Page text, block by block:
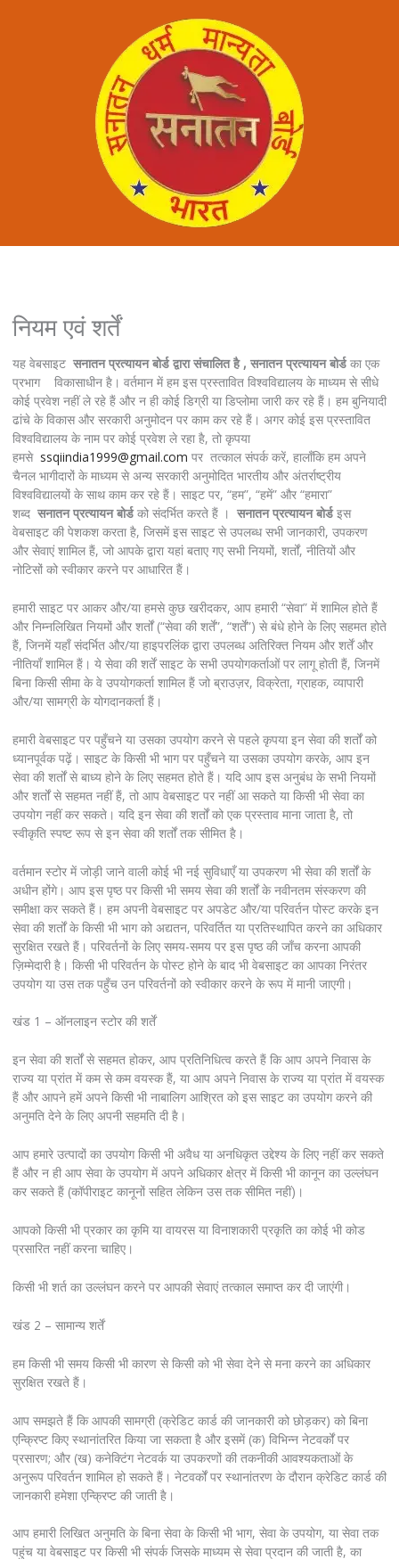
नियम एवं शर्तें
यह वेबसाइट सनातन प्रत्यायन बोर्ड द्वारा संचालित है , सनातन प्रत्यायन बोर्डका एक
प्रभाग विकासाधीन है। वर्तमान में हम इस प्रस्तावित विश्वविद्यालय के माध्यम से सीधे
कोई प्रवेश नहीं ले रहे हैं और न ही कोई डिग्री या डिप्लोमा जारी कर रहे हैं। हम बुनियादी
ढांचे के विकास और सरकारी अनुमोदन पर काम कर रहे हैं। अगर कोई इस प्रस्तावित
विश्वविद्यालय के नाम पर कोई प्रवेश ले रहा है, तो कृपया
हमसे ssqiindia1999@gmail.com पर तत्काल संपर्क करें, हालाँकि हम अपने
चैनल भागीदारों के माध्यम से अन्य सरकारी अनुमोदित भारतीय और अंतर्राष्ट्रीय
विश्वविद्यालयों के साथ काम कर रहे हैं। साइट पर, “हम”, “हमें” और “हमारा”
शब्द सनातन प्रत्यायन बोर्डको संदर्भित करते हैं । सनातन प्रत्यायन बोर्डइस
वेबसाइट की पेशकश करता है, जिसमें इस साइट से उपलब्ध सभी जानकारी, उपकरण
और सेवाएं शामिल हैं, जो आपके द्वारा यहां बताए गए सभी नियमों, शर्तों, नीतियों और
नोटिसों को स्वीकार करने पर आधारित हैं।
हमारी साइट पर आकर और/या हमसे कुछ खरीदकर, आप हमारी “सेवा” में शामिल होते हैं
और निम्नलिखित नियमों और शर्तों (“सेवा की शर्तें”, “शर्तें”) से बंधे होने के लिए सहमत होते
हैं, जिनमें यहाँ संदर्भित और/या हाइपरलिंक द्वारा उपलब्ध अतिरिक्त नियम और शर्तें और
नीतियाँ शामिल हैं। ये सेवा की शर्तें साइट के सभी उपयोगकर्ताओं पर लागू होती हैं, जिनमें
बिना किसी सीमा के वे उपयोगकर्ता शामिल हैं जो ब्राउज़र, विक्रेता, ग्राहक, व्यापारी
और/या सामग्री के योगदानकर्ता हैं।
हमारी वेबसाइट पर पहुँचने या उसका उपयोग करने से पहले कृपया इन सेवा की शर्तों को
ध्यानपूर्वक पढ़ें। साइट के किसी भी भाग पर पहुँचने या उसका उपयोग करके, आप इन
सेवा की शर्तों से बाध्य होने के लिए सहमत होते हैं। यदि आप इस अनुबंध के सभी नियमों
और शर्तों से सहमत नहीं हैं, तो आप वेबसाइट पर नहीं आ सकते या किसी भी सेवा का
उपयोग नहीं कर सकते। यदि इन सेवा की शर्तों को एक प्रस्ताव माना जाता है, तो
स्वीकृति स्पष्ट रूप से इन सेवा की शर्तों तक सीमित है।
वर्तमान स्टोर में जोड़ी जाने वाली कोई भी नई सुविधाएँ या उपकरण भी सेवा की शर्तों के
अधीन होंगे। आप इस पृष्ठ पर किसी भी समय सेवा की शर्तों के नवीनतम संस्करण की
समीक्षा कर सकते हैं। हम अपनी वेबसाइट पर अपडेट और/या परिवर्तन पोस्ट करके इन
सेवा की शर्तों के किसी भी भाग को अद्यतन, परिवर्तित या प्रतिस्थापित करने का अधिकार
सुरक्षित रखते हैं। परिवर्तनों के लिए समय-समय पर इस पृष्ठ की जाँच करना आपकी
ज़िम्मेदारी है। किसी भी परिवर्तन के पोस्ट होने के बाद भी वेबसाइट का आपका निरंतर
उपयोग या उस तक पहुँच उन परिवर्तनों को स्वीकार करने के रूप में मानी जाएगी।
खंड 1 – ऑनलाइन स्टोर की शर्तें
इन सेवा की शर्तों से सहमत होकर, आप प्रतिनिधित्व करते हैं कि आप अपने निवास के
राज्य या प्रांत में कम से कम वयस्क हैं, या आप अपने निवास के राज्य या प्रांत में वयस्क
हैं और आपने हमें अपने किसी भी नाबालिग आश्रित को इस साइट का उपयोग करने की
अनुमति देने के लिए अपनी सहमति दी है।
आप हमारे उत्पादों का उपयोग किसी भी अवैध या अनधिकृत उद्देश्य के लिए नहीं कर सकते
हैं और न ही आप सेवा के उपयोग में अपने अधिकार क्षेत्र में किसी भी कानून का उल्लंघन
कर सकते हैं (कॉपीराइट कानूनों सहित लेकिन उस तक सीमित नहीं)।
आपको किसी भी प्रकार का कृमि या वायरस या विनाशकारी प्रकृति का कोई भी कोड
प्रसारित नहीं करना चाहिए।
किसी भी शर्त का उल्लंघन करने पर आपकी सेवाएं तत्काल समाप्त कर दी जाएंगी।
खंड 2 – सामान्य शर्तें
हम किसी भी समय किसी भी कारण से किसी को भी सेवा देने से मना करने का अधिकार
सुरक्षित रखते हैं।
आप समझते हैं कि आपकी सामग्री (क्रेडिट कार्ड की जानकारी को छोड़कर) को बिना
एन्क्रिप्ट किए स्थानांतरित किया जा सकता है और इसमें (क) विभिन्न नेटवर्कों पर
प्रसारण; और (ख) कनेक्टिंग नेटवर्क या उपकरणों की तकनीकी आवश्यकताओं के
अनुरूप परिवर्तन शामिल हो सकते हैं। नेटवर्कों पर स्थानांतरण के दौरान क्रेडिट कार्ड की
जानकारी हमेशा एन्क्रिप्ट की जाती है।
आप हमारी लिखित अनुमति के बिना सेवा के किसी भी भाग, सेवा के उपयोग, या सेवा तक
पहुंच या वेबसाइट पर किसी भी संपर्क जिसके माध्यम से सेवा प्रदान की जाती है, का